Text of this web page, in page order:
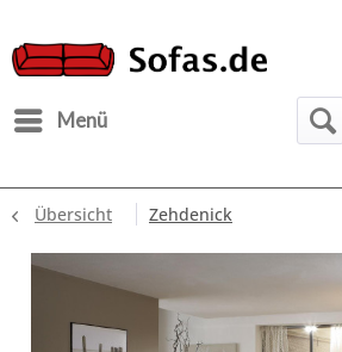
Menü
Übersicht Zehdenick